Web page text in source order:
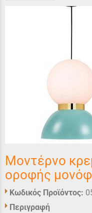
Μοντέρνο
οροφής
Κωδικός Προϊόντος:
Περιγραφή